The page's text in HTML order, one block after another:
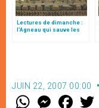
Lectures de dimanche :
l’Agneau qui sauve les
JUIN 22, 2007 00:00
W M F